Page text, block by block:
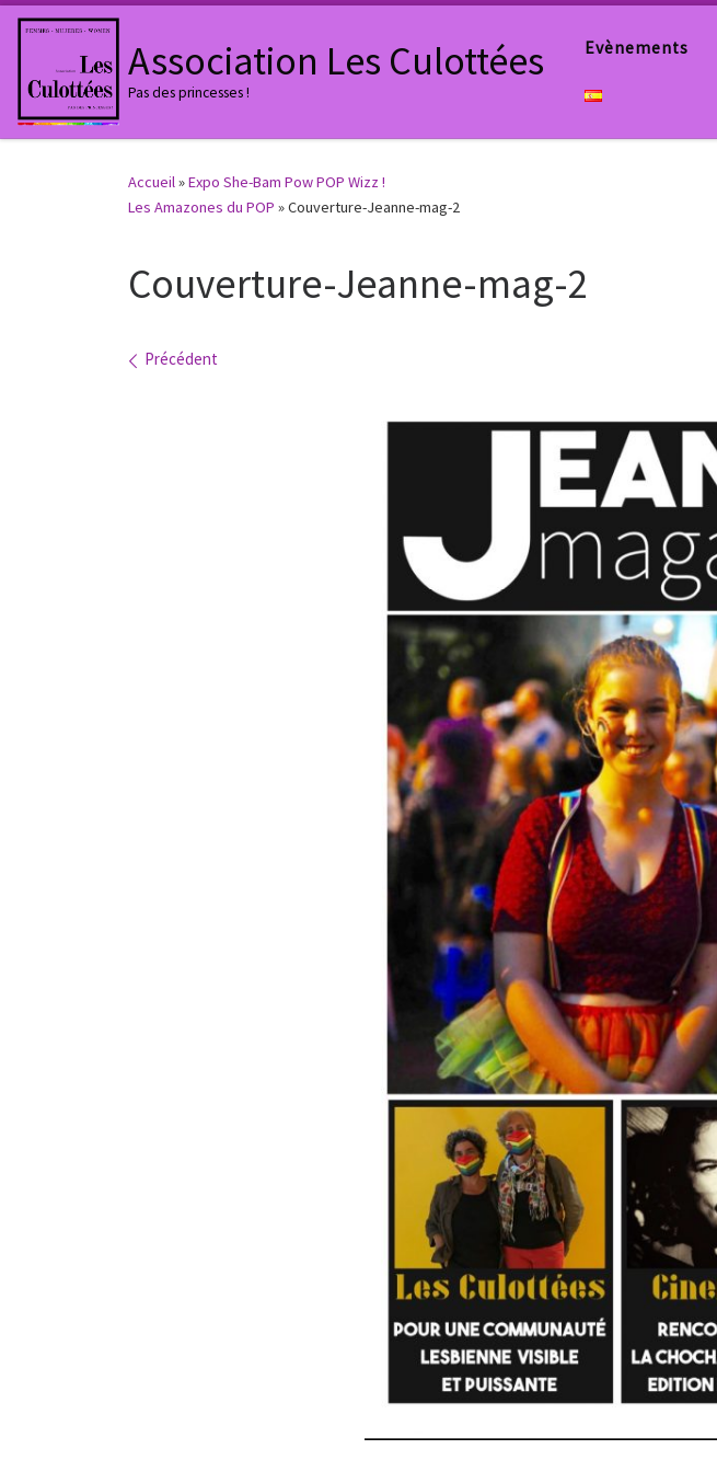
Passer au contenu
Association Les Culottées
Pas des princesses !
Evènements
Accueil»Expo She-Bam Pow POP Wizz !
Les Amazones du POP »Couverture-Jeanne-mag-2
Couverture-Jeanne-mag-2
Navigation des images
Précédent